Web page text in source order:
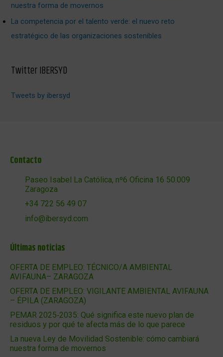
nuestra forma de movernos
La competencia por el talento verde: el nuevo reto
estratégico de las organizaciones sostenibles
Twitter IBERSYD
Tweets by ibersyd
Contacto
Paseo Isabel La Católica, nº6 Oficina 16 50.009
Zaragoza
+34 722 56 49 07
info@ibersyd.com
Últimas noticias
OFERTA DE EMPLEO: TÉCNICO/A AMBIENTAL
AVIFAUNA– ZARAGOZA
OFERTA DE EMPLEO: VIGILANTE AMBIENTAL AVIFAUNA
– ÉPILA (ZARAGOZA)
PEMAR 2025‑2035: Qué significa este nuevo plan de
residuos y por qué te afecta más de lo que parece
La nueva Ley de Movilidad Sostenible: cómo cambiará
nuestra forma de movernos